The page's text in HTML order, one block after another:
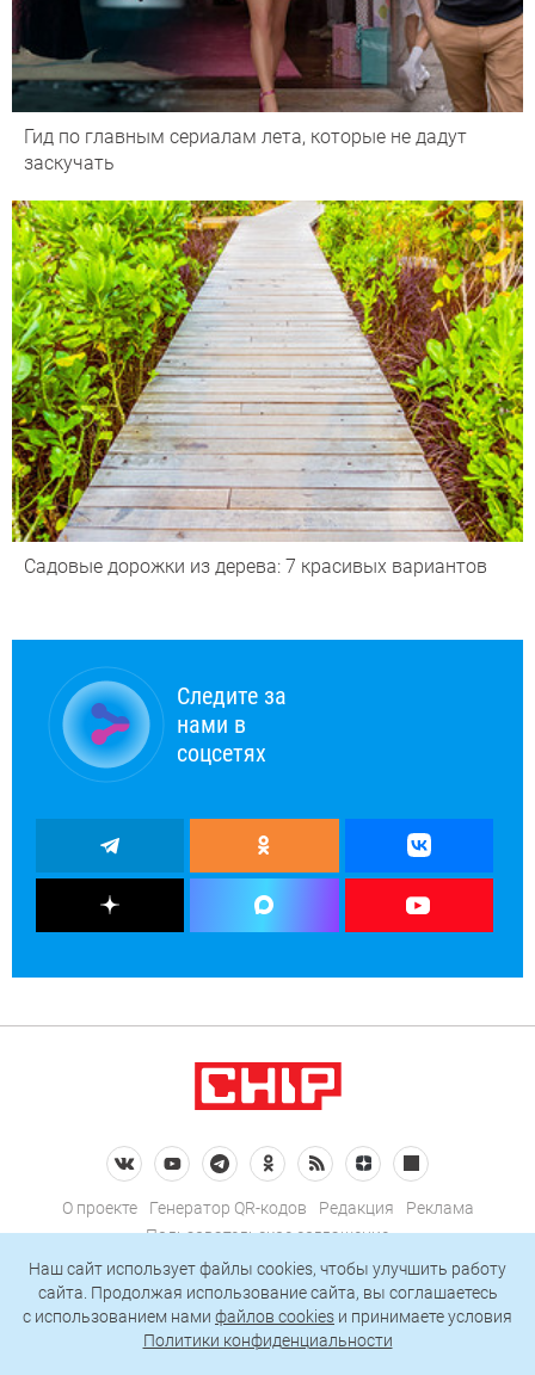
Гид по главным сериалам лета, которые не дадут
заскучать
Садовые дорожки из дерева: 7 красивых вариантов
Следите за
нами в
соцсетях
О проекте Генератор QR-кодов Редакция
Реклама
Пользовательское соглашение
Политика конфиденциальности
Подписаться на рассылку
Наш сайт использует файлы cookies, чтобы улучшить работу
сайта. Продолжая использование сайта, вы соглашаетесь
c использованием нами файлов cookies и принимаете условия
Политики конфиденциальности